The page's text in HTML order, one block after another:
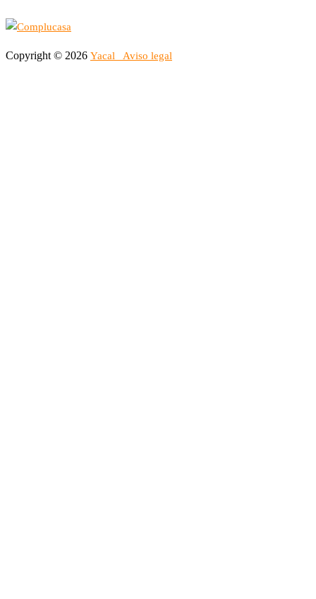
Copyright © 2026 Yacal Aviso legal